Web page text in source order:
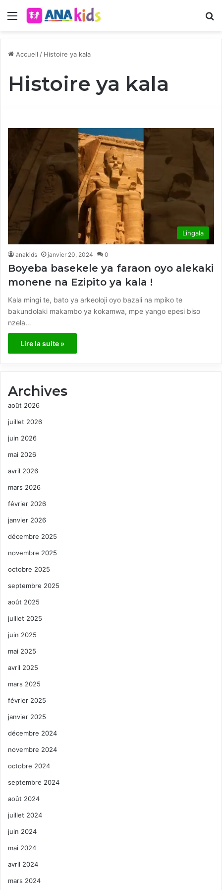
Menu
Accueil / Histoire ya kala
Histoire ya kala
Lingala
anakids janvier 20, 2024 0
Boyeba basekele ya faraon oyo alekaki
monene na Ezipito ya kala !
Kala mingi te, bato ya arkeoloji oyo bazali na mpiko te
bakundolaki makambo ya kokamwa, mpe yango epesi biso
nzela…
Lire la suite »
Archives
août 2026
juillet 2026
juin 2026
mai 2026
avril 2026
mars 2026
février 2026
janvier 2026
décembre 2025
novembre 2025
octobre 2025
septembre 2025
août 2025
juillet 2025
juin 2025
mai 2025
avril 2025
mars 2025
février 2025
janvier 2025
décembre 2024
novembre 2024
octobre 2024
septembre 2024
août 2024
juillet 2024
juin 2024
mai 2024
avril 2024
mars 2024